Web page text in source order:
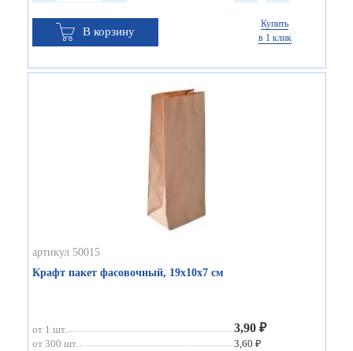
В корзину
Купить
в 1 клик
артикул 50015
Крафт пакет фасовочный, 19х10х7 см
от 1 шт. 3,90 ₽
от 300 шт.
3,60 ₽